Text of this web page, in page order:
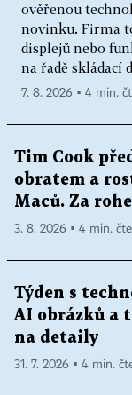
ověřenou
novinku. Firma
displejů nebo
na řadě skládací
7. 8. 2026 ▪ 4 min.
Tim Cook
obratem a
Maců. Za
3. 8. 2026 ▪ 4 min.
Týden s
AI obrázků a
na detaily
31. 7. 2026 ▪ 4 min.